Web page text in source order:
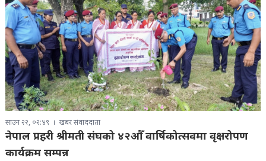
साउन २२, ०२:४९ खबर संवाददाता
नेपाल प्रहरी श्रीमती संघको ४२औँ वार्षिकोत्सवमा वृक्षरोपण
कार्यक्रम सम्पन्न